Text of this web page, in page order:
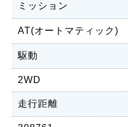
ミッション
AT(オートマティック)
駆動
2WD
走行距離